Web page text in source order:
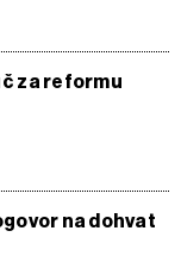
za reformu
na dohvat